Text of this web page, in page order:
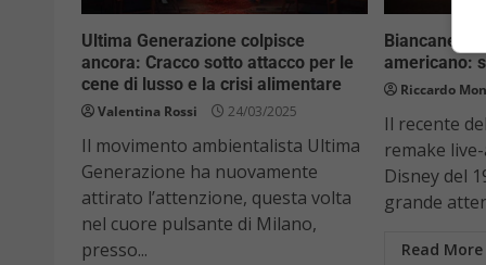
Ultima Generazione colpisce
ancora: Cracco sotto attacco per le
cene di lusso e la crisi alimentare
Valentina Rossi 24/03/2025
Il movimento ambientalista Ultima
Generazione ha nuovamente
attirato l’attenzione, questa volta
nel cuore pulsante di Milano,
presso...
Biancaneve
americano:
Riccardo
Il recente
remake
Disney del
grande
Read More